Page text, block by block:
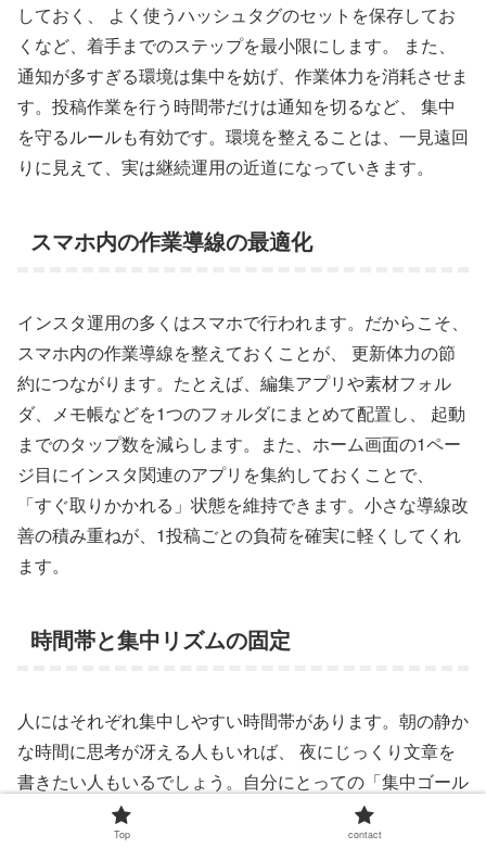
しておく、 よく使うハッシュタグのセットを保存してお
くなど、着手までのステップを最小限にします。 また、
通知が多すぎる環境は集中を妨げ、作業体力を消耗させま
す。投稿作業を行う時間帯だけは通知を切るなど、 集中
を守るルールも有効です。環境を整えることは、一見遠回
りに見えて、実は継続運用の近道になっていきます。
スマホ内の作業導線の最適化
インスタ運用の多くはスマホで行われます。だからこそ、
スマホ内の作業導線を整えておくことが、 更新体力の節
約につながります。たとえば、編集アプリや素材フォル
ダ、メモ帳などを1つのフォルダにまとめて配置し、 起動
までのタップ数を減らします。また、ホーム画面の1ペー
ジ目にインスタ関連のアプリを集約しておくことで、
「すぐ取りかかれる」状態を維持できます。小さな導線改
善の積み重ねが、1投稿ごとの負荷を確実に軽くしてくれ
ます。
時間帯と集中リズムの固定
人にはそれぞれ集中しやすい時間帯があります。朝の静か
な時間に思考が冴える人もいれば、 夜にじっくり文章を
書きたい人もいるでしょう。自分にとっての「集中ゴール
デンタイム」を把握し、 そこに投稿作業のコアを配置す
ることで、同じ時間でも得られる成果が変わります。 ま
Top contact